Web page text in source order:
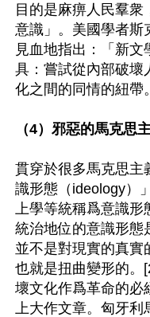
目的是麻痹人民羣衆
意識」。美國學者斯
見血地指出：「新文
具：嘗試從內部破壞
化之間的同情的紐帶
（4）邪惡的馬克思
貫穿於很多馬克思主
識形態（ideology）
上學等統稱爲意識
統治地位的意識形態
並不是對現實的真實
也就是扭曲變形的。
壞文化作爲革命的必
上大作文章。匈牙